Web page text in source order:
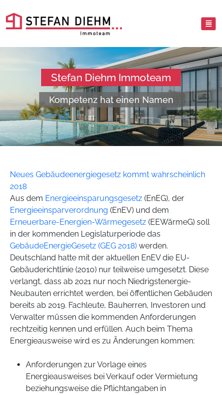
Stefan Diehm Immoteam
Kompetenz hat einen Namen
Neues Gebäudeenergiegesetz kommt wahrscheinlich
2018
Aus dem Energieeinsparungsgesetz (EnEG), der
Energieeinsparverordnung (EnEV) und dem
Erneuerbare-Energien-Wärmegesetz (EEWärmeG) soll
in der kommenden Legislaturperiode das
GebäudeEnergieGesetz (GEG 2018) werden.
Deutschland hatte mit der aktuellen EnEV die EU-
Gebäuderichtlinie (2010) nur teilweise umgesetzt. Diese
verlangt, dass ab 2021 nur noch Niedrigstenergie-
Neubauten errichtet werden, bei öffentlichen Gebäuden
bereits ab 2019. Fachleute, Bauherren, Investoren und
Verwalter müssen die kommenden Anforderungen
rechtzeitig kennen und erfüllen. Auch beim Thema
Energieausweise wird es zu Änderungen kommen:
Anforderungen zur Vorlage eines
Energieausweises bei Verkauf oder Vermietung
beziehungsweise die Pflichtangaben in